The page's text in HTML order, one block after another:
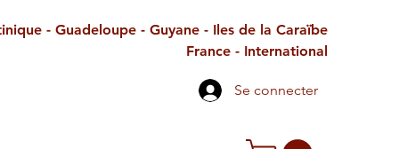
- Guadeloupe - Guyane - Iles de la Caraïbe
France - International
Se connecter